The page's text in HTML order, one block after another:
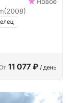
(2008)
11 077 ₽ / день